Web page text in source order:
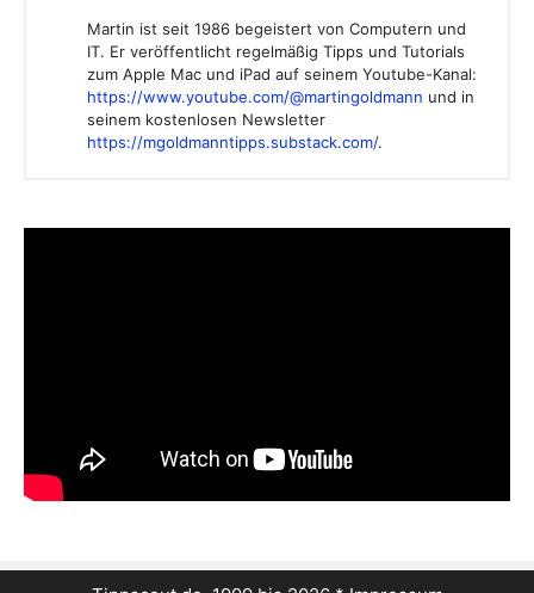
Martin ist seit 1986 begeistert von Computern und
IT. Er veröffentlicht regelmäßig Tipps und Tutorials
zum Apple Mac und iPad auf seinem Youtube-Kanal:
https://www.youtube.com/@martingoldmann und in
seinem kostenlosen Newsletter
https://mgoldmanntipps.substack.com/.